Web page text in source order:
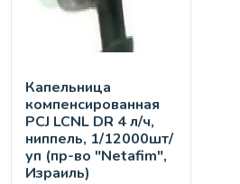
Капельница
компенсированная
PCJ LCNL DR 4 л/ч,
ниппель, 1/12000шт/
уп (пр-во "Netafim",
Израиль)